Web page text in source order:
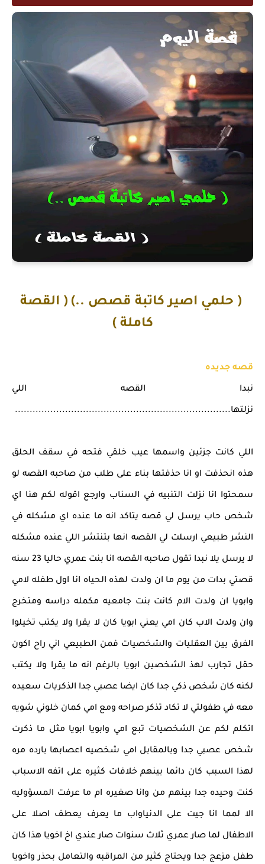
( حلمي اصير كاتبة قصص ..) ( القصة
كاملة )
قصه جديده
نبدا القصه اللي
نزلتها.........................................................................
اللي كانت جزئين واسمها عيب خلقي فتحه في سقف الحلق
هذه انحذفت او انا حذفتها بناء على طلب من صاحبه القصه لو
سمحتوا انا نزلت التنبيه في السناب وارجع اقوله لكم هنا اي
شخص حاب يرسل لي قصه يتاكد انه ما عنده اي مشكله في
النشر طبيعي ارسلت لي القصه انها بتنتشر اللي عنده مشكله
لا يرسل يلا نبدا تقول صاحبه القصه انا بنت عمري حاليا 23 سنه
قصتي بدات من يوم ما ان ولدت لهذه الحياه انا اول طفله لامي
وابويا ان ولدت الام كانت بنت جامعيه مكمله دراسه ومتخرج
وان ولدت الاب كان امي يعني ابويا كان لا يقرا ولا يكتب تخيلوا
الفرق بين العقليات والشخصيات فمن الطبيعي اني راح اكون
حقل تجارب لهذ الشخصين ابويا بالرغم انه ما يقرا ولا يكتب
لكنه كان شخص ذكي جدا كان ايضا عصبي جدا الذكريات سعيده
معه في طفولتي لا تكاد تذكر صراحه ومع امي كمان خلوني شويه
اتكلم لكم عن الشخصيات تبع امي وابويا ابويا مثل ما ذكرت
شخص عصبي جدا وبالمقابل امي شخصيه اعصابها بارده مره
لهذا السبب كان دائما بينهم خلافات كثيره على اتفه الاسباب
كنت وحيده جدا بينهم من وانا صغيره ام ما عرفت المسؤوليه
الا لمما انا جيت على الدنياواب ما يعرف يعطف اصلا على
الاطفال لما صار عمري ثلاث سنوات صار عندي اخ اخويا هذا كان
طفل مزعج جدا ويحتاج كثير من المراقبه والتعامل بحذر واخويا